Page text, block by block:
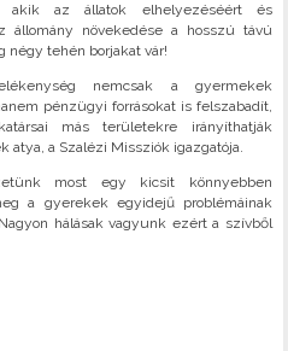
akik az állatok elhelyezéséért és
állomány növekedése a hosszú távú
négy tehén borjakat vár!
nemcsak a gyermekek
pénzügyi forrásokat is felszabadít,
más területekre irányíthatják
atya, a Szalézi Missziók igazgatója.
most egy kicsit könnyebben
a gyerekek egyidejű problémáinak
hálásak vagyunk ezért a szívből